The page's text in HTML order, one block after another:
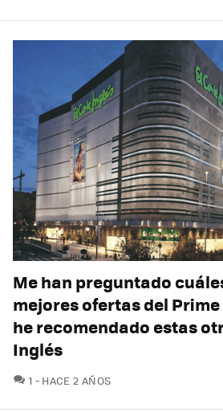
Me han preguntado
mejores ofertas del Prime
he recomendado estas
Inglés
1 COMENTARIOS
HACE 2 AÑOS